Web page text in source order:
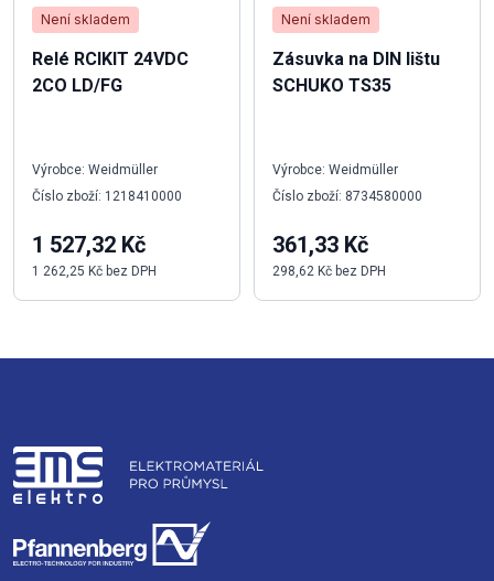
Není skladem
Relé RCIKIT 24VDC
2CO LD/FG
Výrobce: Weidmüller
Číslo zboží: 1218410000
1 527,32 Kč
1 262,25 Kč bez DPH
Není skladem
Zásuvka na DIN lištu
SCHUKO TS35
Výrobce: Weidmüller
Číslo zboží: 8734580000
361,33 Kč
298,62 Kč bez DPH